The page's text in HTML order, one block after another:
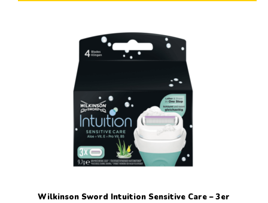
Wilkinson Sword Intuition Sensitive Care – 3er